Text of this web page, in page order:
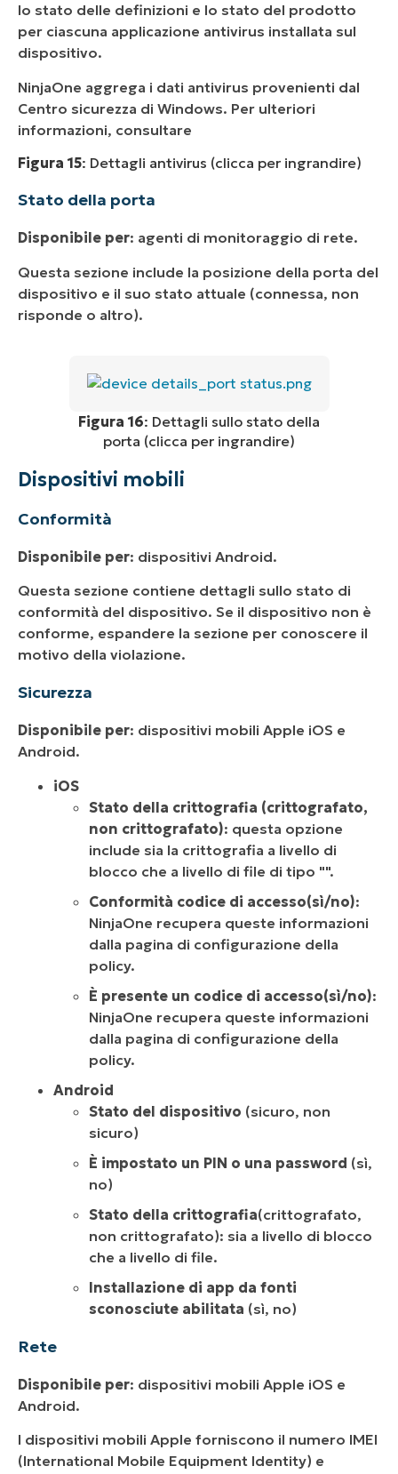
lo stato delle definizioni e lo stato del prodotto
per ciascuna applicazione antivirus installata sul
dispositivo.
NinjaOne aggrega i dati antivirus provenienti dal
Centro sicurezza di Windows. Per ulteriori
informazioni, consultare
Figura 15: Dettagli antivirus (clicca per ingrandire)
Stato della porta
Disponibile per: agenti di monitoraggio di rete.
Questa sezione include la posizione della porta del
dispositivo e il suo stato attuale (connessa, non
risponde o altro).
Figura 16: Dettagli sullo stato della
porta (clicca per ingrandire)
Dispositivi mobili
Conformità
Disponibile per: dispositivi Android.
Questa sezione contiene dettagli sullo stato di
conformità del dispositivo. Se il dispositivo non è
conforme, espandere la sezione per conoscere il
motivo della violazione.
Sicurezza
Disponibile per: dispositivi mobili Apple iOS e
Android.
iOS
Stato della crittografia (crittografato,
non crittografato): questa opzione
include sia la crittografia a livello di
blocco che a livello di file di tipo "".
Conformità codice di accesso(sì/no):
NinjaOne recupera queste informazioni
dalla pagina di configurazione della
policy.
È presente un codice di accesso(sì/no):
NinjaOne recupera queste informazioni
dalla pagina di configurazione della
policy.
Android
Stato del dispositivo (sicuro, non
sicuro)
È impostato un PIN o una password (sì,
no)
Stato della crittografia(crittografato,
non crittografato): sia a livello di blocco
che a livello di file.
Installazione di app da fonti
sconosciute abilitata (sì, no)
Rete
Disponibile per: dispositivi mobili Apple iOS e
Android.
I dispositivi mobili Apple forniscono il numero IMEI
(International Mobile Equipment Identity) e